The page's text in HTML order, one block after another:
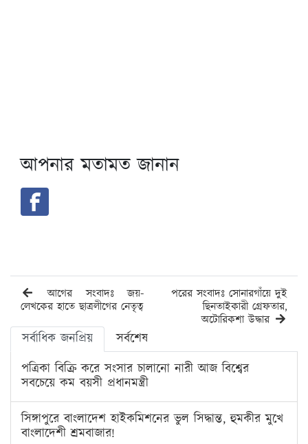
আপনার মতামত জানান
আগের সংবাদঃ জয়-
লেখকের হাতে ছাত্রলীগের নেতৃত্ব
পরের সংবাদঃ সোনারগাঁয়ে দুই
ছিনতাইকারী গ্রেফতার,
অটোরিকশা উদ্ধার
সর্বাধিক জনপ্রিয়
সর্বশেষ
পত্রিকা বিক্রি করে সংসার চালানো নারী আজ বিশ্বের
সবচেয়ে কম বয়সী প্রধানমন্ত্রী
সিঙ্গাপুরে বাংলাদেশ হাইকমিশনের ভুল সিদ্ধান্ত, হুমকীর মুখে
বাংলাদেশী শ্রমবাজার!